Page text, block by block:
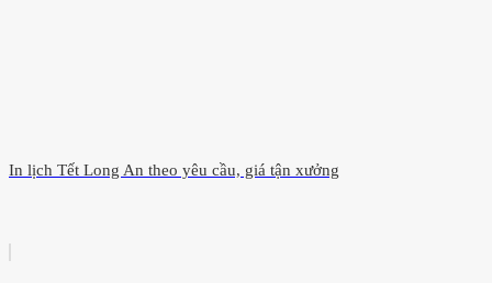
In lịch Tết Long An theo yêu cầu, giá tận xưởng